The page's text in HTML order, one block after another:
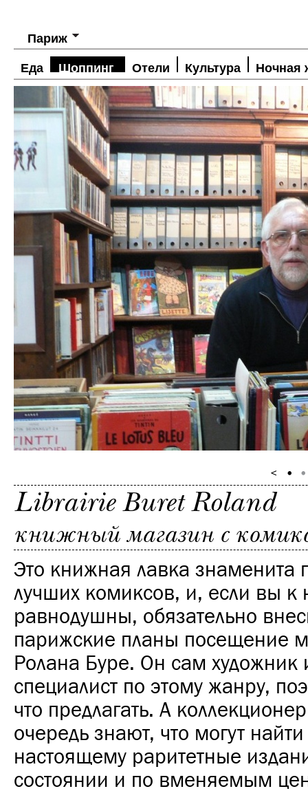
Париж
Еда Шоппинг Отели Культура Ночная
Librairie Buret Roland
книжный магазин с
Это книжная лавка знаменита
лучших комиксов, и, если вы к
равнодушны, обязательно
парижские планы посещение
Ролана Буре. Он сам художник
специалист по этому жанру,
что предлагать. А
очередь знают, что могут
настоящему раритетные
состоянии и по вменяемым